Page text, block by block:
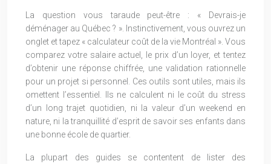
La question vous taraude peut-être : « Devrais-je
déménager au Québec ? ». Instinctivement, vous ouvrez un
onglet et tapez « calculateur coût de la vie Montréal ». Vous
comparez votre salaire actuel, le prix d’un loyer, et tentez
d’obtenir une réponse chiffrée, une validation rationnelle
pour un projet si personnel. Ces outils sont utiles, mais ils
omettent l’essentiel. Ils ne calculent ni le coût du stress
d’un long trajet quotidien, ni la valeur d’un weekend en
nature, ni la tranquillité d’esprit de savoir ses enfants dans
une bonne école de quartier.
La plupart des guides se contentent de lister des